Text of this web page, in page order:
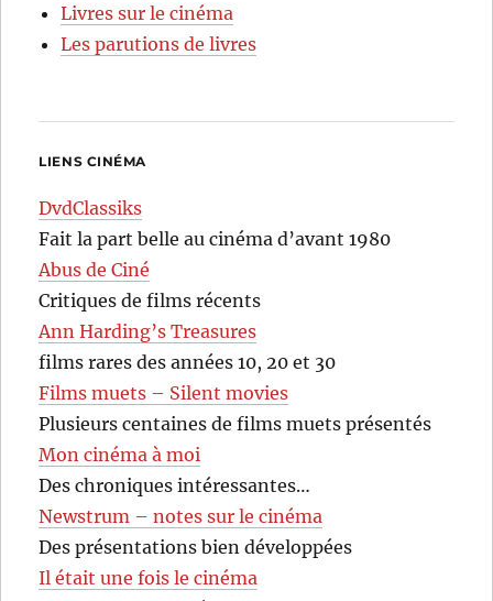
Livres sur le cinéma
Les parutions de livres
LIENS CINÉMA
DvdClassiks
Fait la part belle au cinéma d’avant 1980
Abus de Ciné
Critiques de films récents
Ann Harding’s Treasures
films rares des années 10, 20 et 30
Films muets – Silent movies
Plusieurs centaines de films muets présentés
Mon cinéma à moi
Des chroniques intéressantes…
Newstrum – notes sur le cinéma
Des présentations bien développées
Il était une fois le cinéma